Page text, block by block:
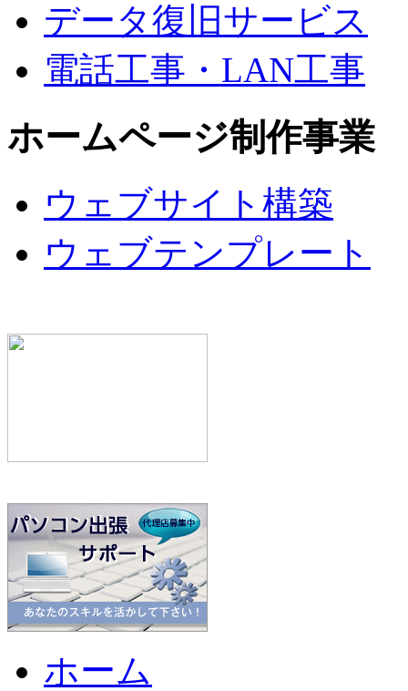
データ復旧サービス
電話工事・LAN工事
ホームページ制作事業
ウェブサイト構築
ウェブテンプレート
ホーム